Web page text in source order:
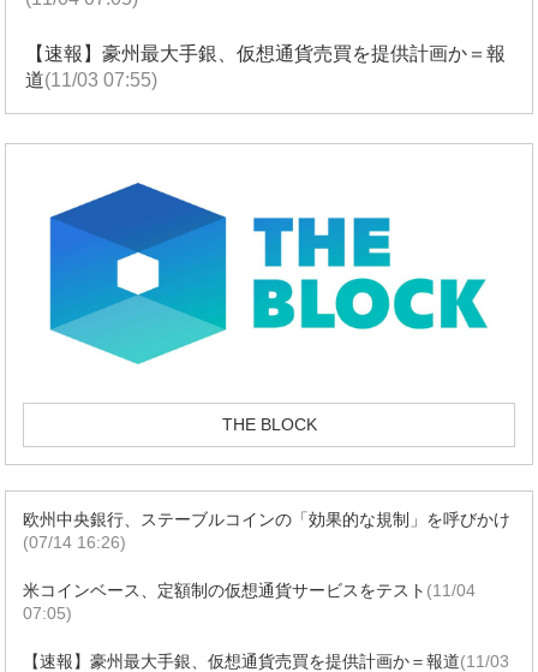
【速報】豪州最大手銀、仮想通貨売買を提供計画か＝報
道(11/03 07:55)
THE BLOCK
欧州中央銀行、ステーブルコインの「効果的な規制」を呼びかけ
(07/14 16:26)
米コインベース、定額制の仮想通貨サービスをテスト (11/04
07:05)
【速報】豪州最大手銀、仮想通貨売買を提供計画か＝報道(11/03